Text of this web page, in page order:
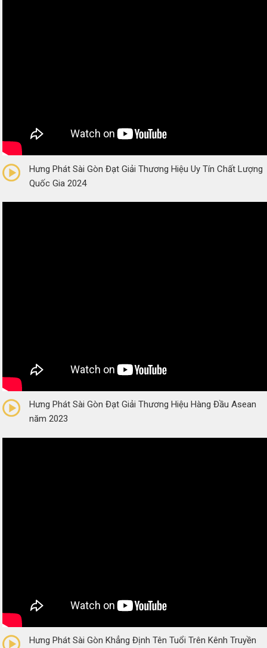
(0 Reviews)
Hưng Phát Sài Gòn Đạt Giải Thương Hiệu Uy Tín Chất Lượng
Quốc Gia 2024
(0 Reviews)
Hưng Phát Sài Gòn Đạt Giải Thương Hiệu Hàng Đầu Asean
năm 2023
(0 Reviews)
Hưng Phát Sài Gòn Khẳng Định Tên Tuổi Trên Kênh Truyền